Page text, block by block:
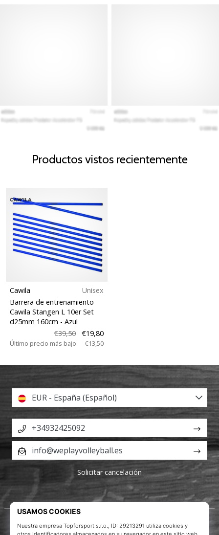
Productos vistos recientemente
Cawila
Unisex
Barrera de entrenamiento
Cawila Stangen L 10er Set
d25mm 160cm - Azul
€39,50
€19,80
Último precio más bajo €13,50
Acerca de nosotros
EUR - España (Español)
+34932425092
info@weplayvolleyball.es
Solicitar cancelación